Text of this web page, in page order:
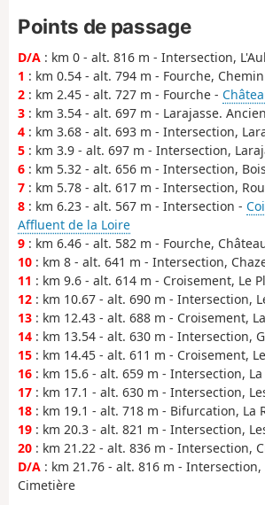
Points de passage
D/A : km 0 - alt. 816 m - Intersection,
1 : km 0.54 - alt. 794 m - Fourche,
2 : km 2.45 - alt. 727 m - Fourche -
3 : km 3.54 - alt. 697 m - Larajasse.
4 : km 3.68 - alt. 693 m - Intersection,
5 : km 3.9 - alt. 697 m - Intersection,
6 : km 5.32 - alt. 656 m - Intersection,
7 : km 5.78 - alt. 617 m - Intersection,
8 : km 6.23 - alt. 567 m - Intersection -
Affluent de la Loire
9 : km 6.46 - alt. 582 m - Fourche,
10 : km 8 - alt. 641 m - Intersection,
11 : km 9.6 - alt. 614 m - Croisement, Le
12 : km 10.67 - alt. 690 m - Intersection,
13 : km 12.43 - alt. 688 m - Croisement,
14 : km 13.54 - alt. 630 m - Intersection,
15 : km 14.45 - alt. 611 m - Croisement,
16 : km 15.6 - alt. 659 m - Intersection,
17 : km 17.1 - alt. 630 m - Intersection,
18 : km 19.1 - alt. 718 m - Bifurcation, La
19 : km 20.3 - alt. 821 m - Intersection,
20 : km 21.22 - alt. 836 m - Intersection,
D/A : km 21.76 - alt. 816 m - Intersection,
Cimetière